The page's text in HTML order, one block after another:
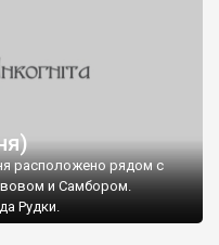
расположено рядом с
и Самбором.
Рудки.